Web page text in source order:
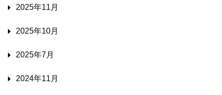
2025年11月
2025年10月
2025年7月
2024年11月